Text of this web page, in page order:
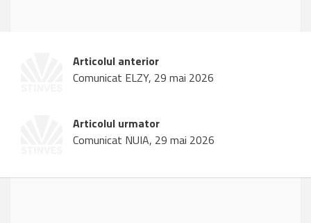
Articolul anterior
Comunicat ELZY, 29 mai 2026
Articolul urmator
Comunicat NUIA, 29 mai 2026